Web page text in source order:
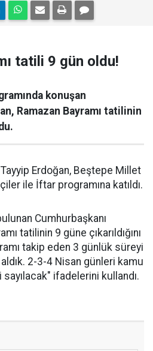
tatili 9 gün oldu!
konuşan
Ramazan Bayramı tatilinin
Erdoğan, Beştepe Millet
ile İftar programına katıldı.
Cumhurbaşkanı
tatilinin 9 güne çıkarıldığını
takip eden 3 günlük süreyi
2-3-4 Nisan günleri kamu
sayılacak" ifadelerini kullandı.